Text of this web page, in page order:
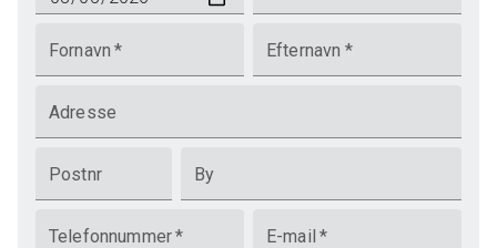
Fornavn * Efternavn *
Adresse
Postnr By
Telefonnummer* E-mail *